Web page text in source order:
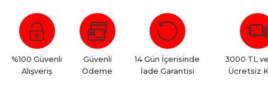
Yorum Yaz
%100 Güvenli
Alışveriş
Güvenli
Ödeme
14 Gün İçerisinde
İade Garantisi
3000 TL
Ücretsiz